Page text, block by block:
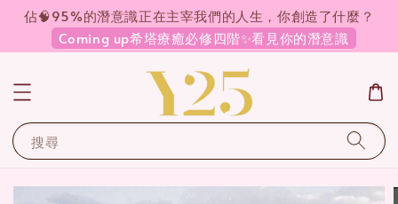
佔🧠95%的潛意識正在主宰我們的人生，你創造了什麼？
Coming up希塔療癒必修四階✨看見你的潛意識
搜尋